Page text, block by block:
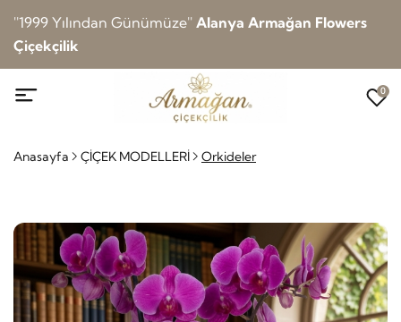
''1999 Yılından Günümüze'' Alanya Armağan Flowers
Çiçekçilik
0
Anasayfa ÇİÇEK MODELLERİ Orkideler